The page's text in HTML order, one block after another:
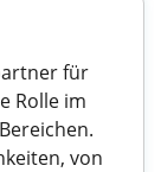
für
Rolle im
von